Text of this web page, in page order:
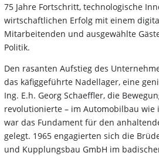
75 Jahre Fortschritt, technologische
wirtschaftlichen Erfolg mit einem
Mitarbeitenden und ausgewählte
Politik.
Den rasanten Aufstieg des
das käfiggeführte Nadellager, eine
Ing. E.h. Georg Schaeffler, die
revolutionierte – im Automobilbau
war das Fundament für den
gelegt. 1965 engagierten sich die
und Kupplungsbau GmbH im